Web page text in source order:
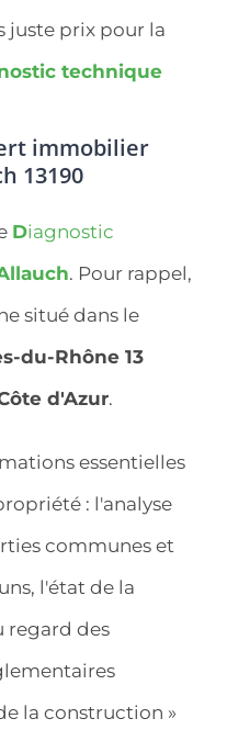
juste prix pour la
technique
immobilier
13190
Diagnostic
. Pour rappel,
situé dans le
du-Rhône 13
d'Azur.
essentielles
: l'analyse
communes et
l'état de la
regard des
la construction »